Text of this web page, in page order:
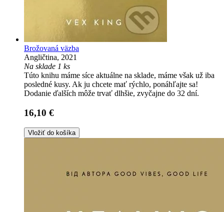
Brožovaná väzba
Angličtina, 2021
Na sklade 1 ks
Túto knihu máme síce aktuálne na sklade, máme však už iba
posledné kusy. Ak ju chcete mať rýchlo, ponáhľajte sa!
Dodanie ďalších môže trvať dlhšie, zvyčajne do 32 dní.
16,10 €
Vložiť do košíka